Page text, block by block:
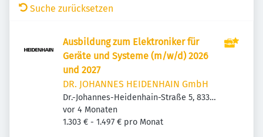
Suche zurücksetzen
Ausbildung zum Elektroniker für
Geräte und Systeme (m/w/d) 2026
und 2027
DR. JOHANNES HEIDENHAIN GmbH
Dr.-Johannes-Heidenhain-Straße 5, 83301
Traunreut, Deutschland
Veröffentlicht:
vor 4 Monaten
1.303 € - 1.497 € pro Monat